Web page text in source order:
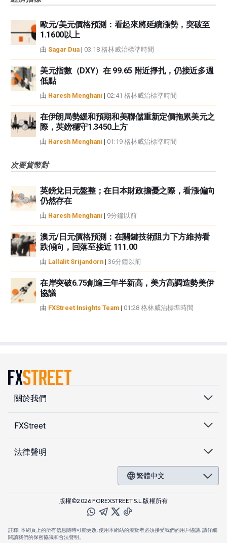
歐元/美元價格預測：看起來將延續漲勢，突破至
1.1600以上
由 Sagar Dua | 03:18 格林威治標準時間
美元指數（DXY）在 99.65 附近掙扎，仍接近多週
低點
由 Haresh Menghani | 02:41 格林威治標準時間
在伊朗局勢緩和預期和美聯儲重新定價拖累美元之
際，英鎊穩守1.3450上方
由 Haresh Menghani | 01:19 格林威治標準時間
次要貨幣對
英鎊兌日元盤整；在日本財政擔憂之際，看漲偏向
仍然存在
由 Haresh Menghani | 9分鐘以前
澳元/日元價格預測：在關鍵技術阻力下方維持看
跌傾向，回落至接近 111.00
由 Lallalit Srijandorn | 36分鐘以前
在岸突破6.75創逾三年半新高，美方高調造勢美伊
協議
由 FXStreet Insights Team | 01:28 格林威治標準時間
關於我們
FXStreet
法律聲明
繁體中文
版權©2026 FOREXSTREET S.L.版權所有
註釋: 本網頁上的所有信息隨時可能更改. 使用本網站的瀏覽者必須接受我們的用戶協議. 請仔細
閱讀我們的保密協議和合法聲明。